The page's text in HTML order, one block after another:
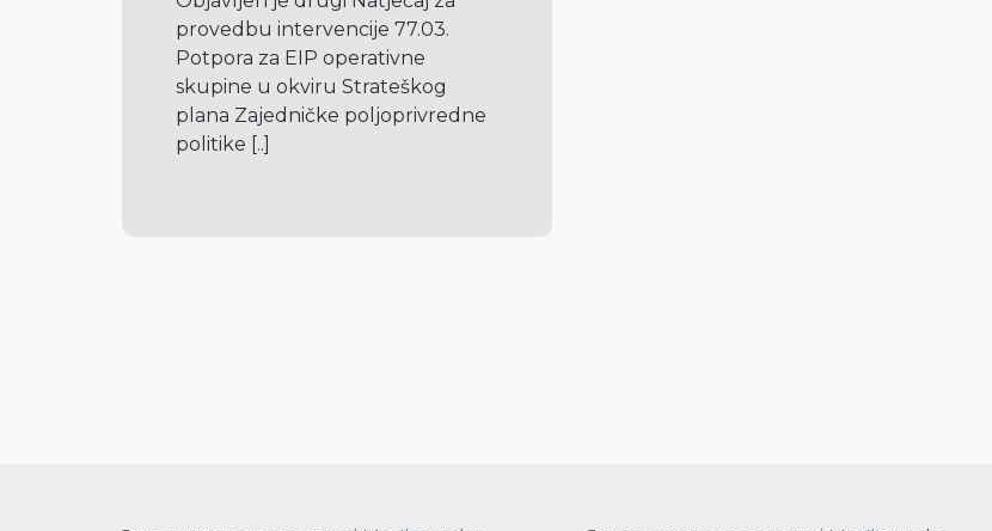
provedbu intervencije 77.03.
Potpora za EIP operativne
skupine u okviru Strateškog
plana Zajedničke poljoprivredne
politike [..]